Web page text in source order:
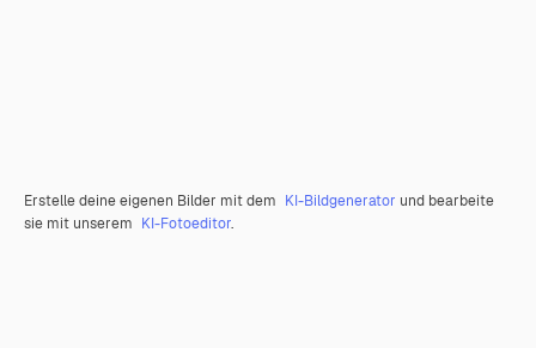
Erstelle deine eigenen Bilder mit dem KI-Bildgenerator und bearbeite
sie mit unserem KI-Fotoeditor.